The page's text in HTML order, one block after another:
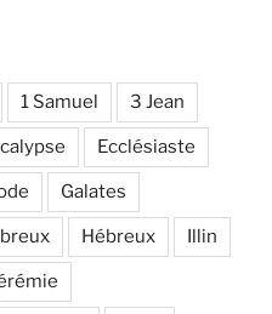
1 Samuel 3 Jean
Ecclésiaste
Galates
Hébreux Illin